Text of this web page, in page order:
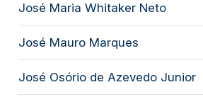
José Maria Whitaker Neto
José Mauro Marques
José Osório de Azevedo Junior